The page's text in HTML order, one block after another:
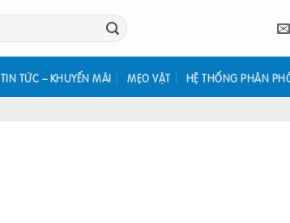
TIN TỨC – KHUYẾN MÃI MẸO VẶT HỆ THỐNG PHÂN